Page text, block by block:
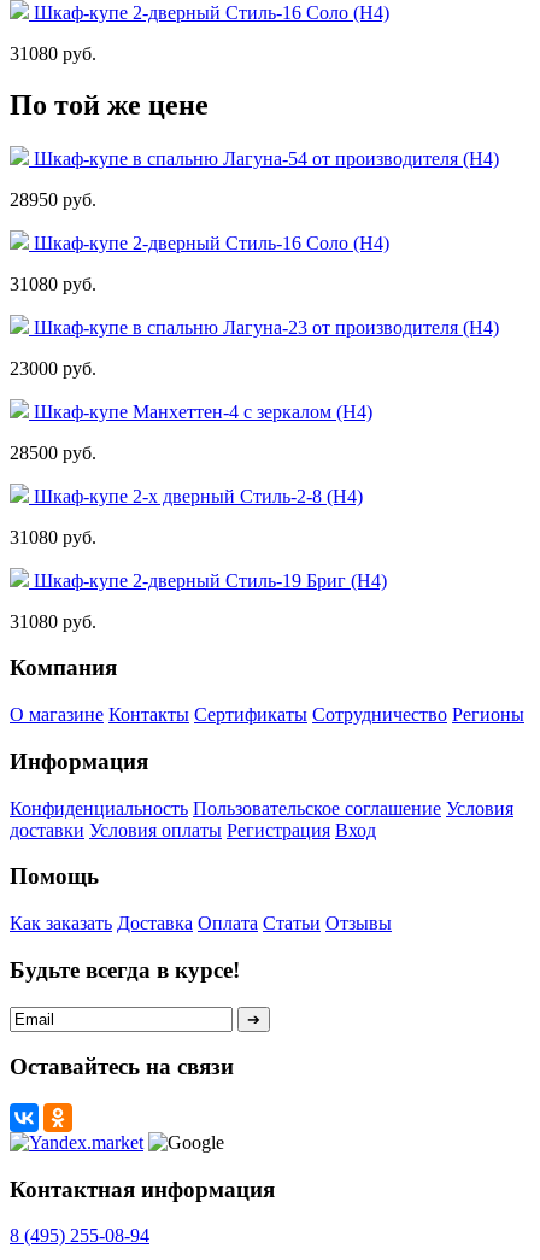
Шкаф-купе 2-дверный Стиль-16 Соло (Н4)
31080 руб.
По той же цене
Шкаф-купе в спальню Лагуна-54 от производителя (Н4)
28950 руб.
Шкаф-купе 2-дверный Стиль-16 Соло (Н4)
31080 руб.
Шкаф-купе в спальню Лагуна-23 от производителя (Н4)
23000 руб.
Шкаф-купе Манхеттен-4 с зеркалом (Н4)
28500 руб.
Шкаф-купе 2-х дверный Стиль-2-8 (Н4)
31080 руб.
Шкаф-купе 2-дверный Стиль-19 Бриг (Н4)
31080 руб.
Компания
О магазине Контакты Сертификаты Сотрудничество Регионы
Информация
Конфиденциальность Пользовательское соглашение Условия
доставки Условия оплаты Регистрация Вход
Помощь
Как заказать Доставка Оплата Статьи Отзывы
Будьте всегда в курсе!
Оставайтесь на связи
Контактная информация
8 (495) 255-08-94